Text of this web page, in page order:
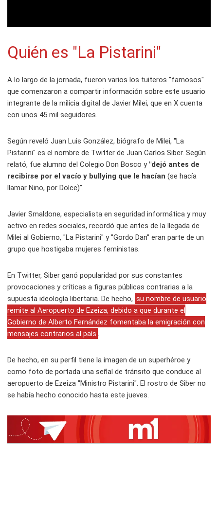
Quién es "La Pistarini"
A lo largo de la jornada, fueron varios los tuiteros "famosos"
que comenzaron a compartir información sobre este usuario
integrante de la milicia digital de Javier Milei, que en X cuenta
con unos 45 mil seguidores.
Según reveló Juan Luis González, biógrafo de Milei, "La
Pistarini" es el nombre de Twitter de Juan Carlos Siber. Según
relató, fue alumno del Colegio Don Bosco y"dejó antes de
recibirse por el vacío y bullying que le hacían (se hacía
llamar Nino, por Dolce)".
Javier Smaldone, especialista en seguridad informática y muy
activo en redes sociales, recordó que antes de la llegada de
Milei al Gobierno, "La Pistarini" y "Gordo Dan" eran parte de un
grupo que hostigaba mujeres feministas.
En Twitter, Siber ganó popularidad por sus constantes
provocaciones y críticas a figuras públicas contrarias a la
supuesta ideología libertaria. De hecho, su nombre de usuario
remite al Aeropuerto de Ezeiza, debido a que durante el
Gobierno de Alberto Fernández fomentaba la emigración con
mensajes contrarios al país
De hecho, en su perfil tiene la imagen de un superhéroe y
como foto de portada una señal de tránsito que conduce al
aeropuerto de Ezeiza "Ministro Pistarini". El rostro de Siber no
se había hecho conocido hasta este jueves.